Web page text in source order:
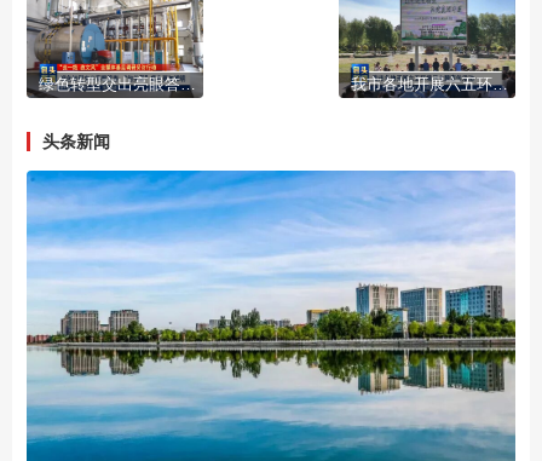
绿色转型交出亮眼答卷 “包头蓝”底色更加鲜明 我市各地开展六五环境日主题宣传活动
头条新闻